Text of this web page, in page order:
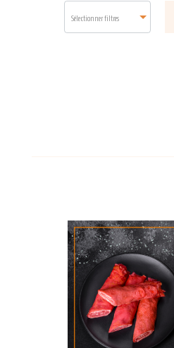
Sélectionner filtres